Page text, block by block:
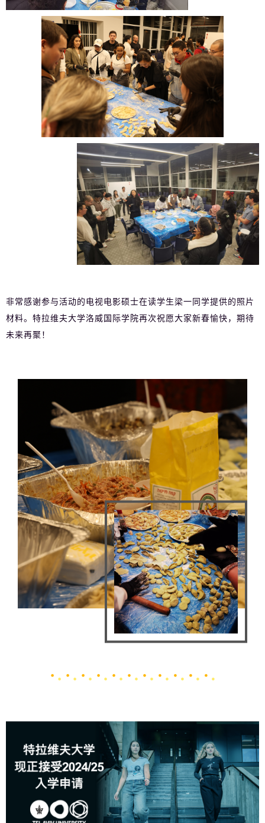
非常感谢参与活动的电视电影硕士在读学生梁一同学提供的照片
材料。特拉维夫大学洛威国际学院再次祝愿大家新春愉快，期待
未来再聚！